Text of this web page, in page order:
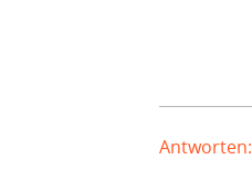
Antworten: